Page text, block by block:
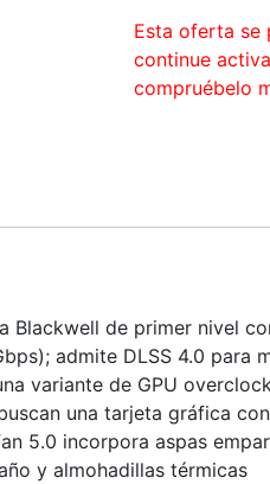
Esta oferta se
continue
compruébelo
Blackwell de primer nivel
admite DLSS 4.0 para
variante de GPU
una tarjeta gráfica
5.0 incorpora aspas
y almohadillas térmicas